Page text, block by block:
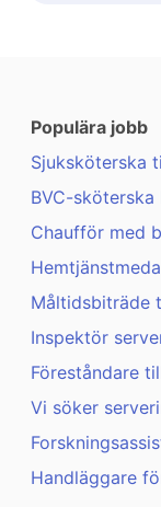
Populära jobb
Sjuksköterska
BVC-
Chaufför med
Måltidsbiträde
Inspektör
Föreståndare
Vi söker
Handläggare